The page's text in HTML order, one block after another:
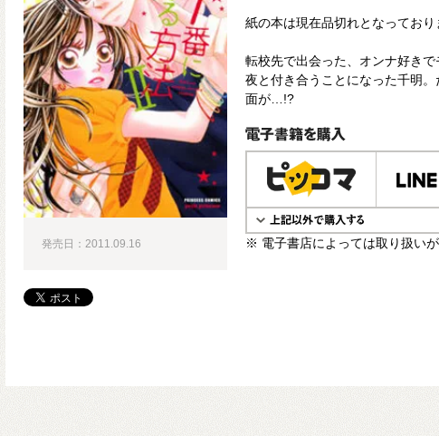
紙の本は現在品切れとなっており
転校先で出会った、オンナ好き
夜と付き合うことになった千明
面が…!?
電子書籍で購入
※ 電子書店によっては取り扱い
発売日：2011.09.16